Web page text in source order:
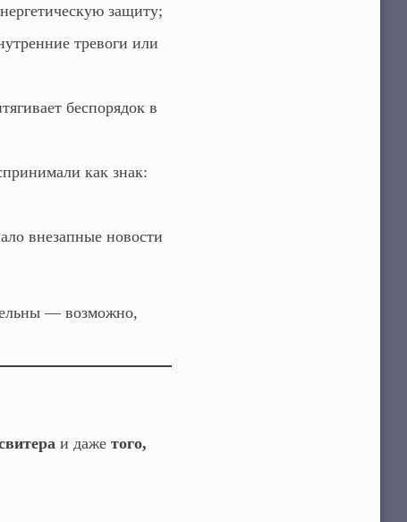
защиту;
тревоги или
беспорядок в
как знак:
внезапные новости
— возможно,
и даже того,